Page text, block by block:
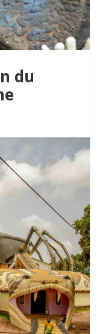
du